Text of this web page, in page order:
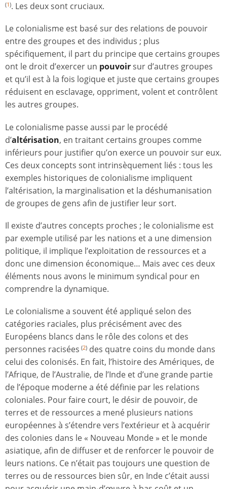
(1). Les deux sont cruciaux.
Le colonialisme est basé sur des relations de pouvoir
entre des groupes et des individus ; plus
spécifiquement, il part du principe que certains groupes
ont le droit d’exercer un pouvoirsur d’autres groupes
et qu’il est à la fois logique et juste que certains groupes
réduisent en esclavage, oppriment, volent et contrôlent
les autres groupes.
Le colonialisme passe aussi par le procédé
d’altérisation, en traitant certains groupes comme
inférieurs pour justifier qu’on exerce un pouvoir sur eux.
Ces deux concepts sont intrinsèquement liés : tous les
exemples historiques de colonialisme impliquent
l’altérisation, la marginalisation et la déshumanisation
de groupes de gens afin de justifier leur sort.
Il existe d’autres concepts proches ; le colonialisme est
par exemple utilisé par les nations et a une dimension
politique, il implique l’exploitation de ressources et a
donc une dimension économique… Mais avec ces deux
éléments nous avons le minimum syndical pour en
comprendre la dynamique.
Le colonialisme a souvent été appliqué selon des
catégories raciales, plus précisément avec des
Européens blancs dans le rôle des colons et des
personnes racisées (2) des quatre coins du monde dans
celui des colonisés. En fait, l’histoire des Amériques, de
l’Afrique, de l’Australie, de l’Inde et d’une grande partie
de l’époque moderne a été définie par les relations
coloniales. Pour faire court, le désir de pouvoir, de
terres et de ressources a mené plusieurs nations
européennes à s’étendre vers l’extérieur et à acquérir
des colonies dans le « Nouveau Monde » et le monde
asiatique, afin de diffuser et de renforcer le pouvoir de
leurs nations. Ce n’était pas toujours une question de
terres ou de ressources bien sûr, en Inde c’était aussi